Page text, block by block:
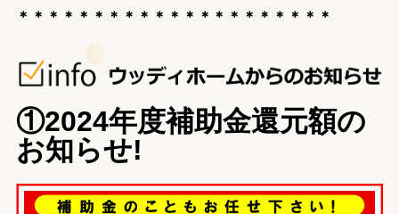
＊＊＊＊＊＊＊＊＊＊＊＊＊＊＊＊＊＊＊＊＊
①2024年度補助金還元額の
お知らせ!